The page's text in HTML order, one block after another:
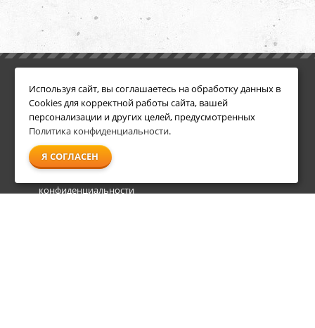
Условия возврата
О компании
Доставка
Оплата
Гарантия и сервис
конфиденциальности
Акции
Используя сайт, вы соглашаетесь на обработку данных в
Cookies для корректной работы сайта, вашей
персонализации и других целей, предусмотренных
Политика конфиденциальности.
Я СОГЛАСЕН